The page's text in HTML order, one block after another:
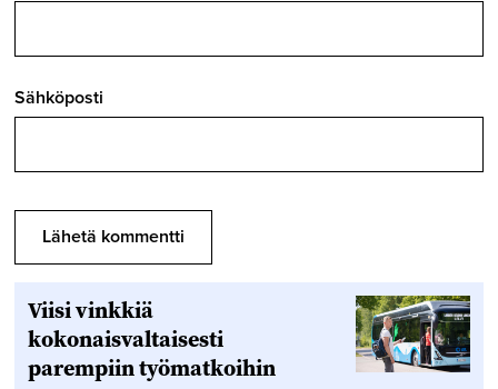
Sähköposti
Viisi vinkkiä
kokonaisvaltaisesti
parempiin työmatkoihin